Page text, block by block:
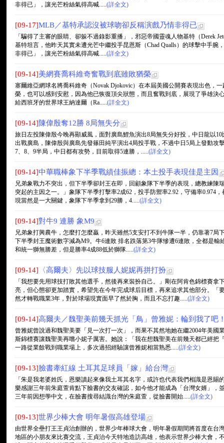
非得已」，讓光芒粉絲氣得高喊.....(詳全文)
[09-17]MLB／基特承認沒被球吻卻反稱演戲乃情非得已
「騙得了主審的眼睛、卻躲不過錄影重播」，邪惡帝國靈魂人物基特（Derek
基特坦言，他昨天其實未遭光芒中繼投手昆恩斯（Chad Qualls）的球擊中手
非得已」，讓光芒粉絲氣得高喊.....(詳全文)
[09-14]美網賽喬科維奇奮戰到底雖敗猶榮
塞爾維亞網球名將喬科維奇（Novak Djokovic）在本屆美國公開賽表現出色，
榮，也可以感到安慰，因為他已恢復頂尖狀態，而且奮戰到底，展現了爭雄決
給西班牙的世界球王納達爾（Ra.....(詳全文)
[09-14]陳偉殷奪12勝 8局無失分
旅日左投陳偉殷今晚再顯威風，面對廣島鯉魚演出8局無失分好投，中日龍以
出戰廣島，陳偉殷與廣島先發篠田純平演出4局投手戰，不過中日5局上發動攻
7、8、9半局，中日都有攻勢，目前取得5連勝，.....(詳全文)
[09-14]中華職棒象下半季戰績佳振總：本土投手表現佳是主因
兄弟象戰力不突出，但下半季卻封王在即，回顧象隊下半季的表現，總教練陳
突起的主因之一。」象隊下半季打擊率2成62，投手防禦率2.92，守備率0.974
現當然是一大關鍵，象隊下半季拿到29勝，4.....(詳全文)
[09-14]對牛9 連勝 象M9
兄弟象打興農牛，怎麼打怎麼贏，昨天雖然5支安打不到牛隊一半，仍靠著7局
下半季封王魔術數字減為M9。牛6連敗 排名跌落第3牛隊慘遭6連敗，全都是
和統一獅無勝差，但是勝率4成88低於獅隊.....(詳全文)
[09-14] 〈高爾夫〉先以球技服人妮妮再拼打扮
「我想要先用球技打敗其他選手，然後再來裝扮自己。」剛在阿肯色錦標賽拿
亮，但心態卻更加踏實，希望先在今年完成球后目標，再來追求其他部分。「
然才轉戰職業3年，對於球場現實面早了然於胸，而且不忘打趣.....(詳全文)
[09-14]高爾夫／魏聖美前幾天抓光「鳥」曾雅妮：輪到我了吧
曾雅妮曾說過和魏聖美要「見一次打一次」，而果不其然地她在繼2004年美國
斯錦標賽讓魏聖美再嚐小妮子厲害。她說：「我在想魏聖美在前幾天都已經把
一路從業餘戰到職業場上，多次過招經驗讓曾雅妮相當熟悉.....(詳全文)
[09-13]臉書牽紅線 土耳其足球員「嫁」給台灣
「朱是我老婆姓氏，恩樂讀起來像我土耳其名字，或許也代表我們相識是恩
樂感謝三年前朱庭萱肯點下臉書的交友確認，如今他才能成為「台灣女婿」，
三年前因想學中文，在臉書搜尋結識台灣的朱庭萱，從臉書開始.....(詳全文)
[09-13]世界少棒大會 明年暑假高雄登場
由世界全壘打王王貞治創辦的，世界少年棒球大會，明年暑假期間將首度在台
地區的小朋友來比賽交流，王貞治今天特地造訪高雄，他表示世界少棒大會，